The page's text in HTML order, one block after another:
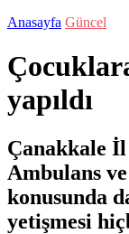
Anasayfa Güncel
yapıldı
Çanakkale
Ambulans
konusunda
yetişmesi